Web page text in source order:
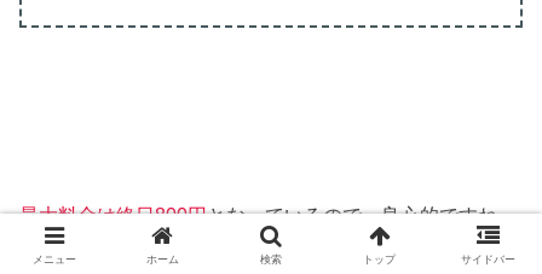
最大料金は終日800円となっているので、良心的ですね。
メニュー ホーム 検索 トップ サイドバー